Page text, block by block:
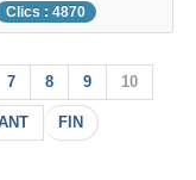
Clics : 4870
7 8 9 10
FIN